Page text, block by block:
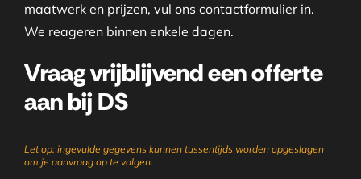
maatwerk en prijzen, vul ons contactformulier in.
We reageren binnen enkele dagen.
Vraag vrijblijvend een offerte
aan bij DS
Let op: ingevulde gegevens kunnen tussentijds worden opgeslagen
om je aanvraag op te volgen.